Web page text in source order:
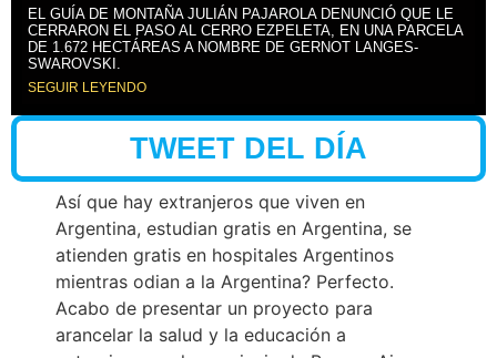
EL GUÍA DE MONTAÑA JULIÁN PAJAROLA DENUNCIÓ QUE LE
CERRARON EL PASO AL CERRO EZPELETA, EN UNA PARCELA
DE 1.672 HECTÁREAS A NOMBRE DE GERNOT LANGES-
SWAROVSKI.
SEGUIR LEYENDO
TWEET DEL DÍA
Así que hay extranjeros que viven en
Argentina, estudian gratis en Argentina, se
atienden gratis en hospitales Argentinos
mientras odian a la Argentina? Perfecto.
Acabo de presentar un proyecto para
arancelar la salud y la educación a